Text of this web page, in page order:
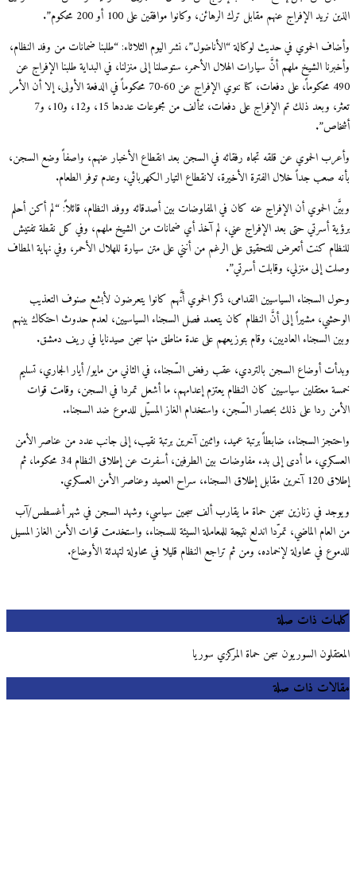
نريد الإفراج عنهم مقابل ترك الرهائن، وكانوا موافقين على 100 أو 200 محكوم”.
الحموي في حديث لوكالة “الأناضول”، نشر اليوم الثلاثاء: “طلبنا ضمانات من وفد النظام،
الشيخ ملهم أنَّ سيارات الهلال الأحمر، ستوصلنا إلى منزلنا، في البداية طلبنا الإفراج عن
490 محكوماً، على دفعات، كنا ننوي الإفراج عن 60-70 محكوماً في الدفعة الأولى، إلا أن الأمر
تعثر، وبعد ذلك تم الإفراج على دفعات، تتألف من مجموعات عددها 15، و12، و10، و7
الحموي عن قلقه تجاه رفقائه في السجن بعد انقطاع الأخبار عنهم، واصفاً وضع السجن،
صعب جداً خلال الفترة الأخيرة، لانقطاع التيار الكهربائي، وعدم توفر الطعام.
الحموي أن الإفراج عنه كان في المفاوضات بين أصدقائه ووفد النظام، قائلاً: “لم أكن أحلم
أسرتي حتى بعد الإفراج عني، لم آخذ أي ضمانات من الشيخ ملهم، وفي كل نقطة تفتيش
كنت أتعرض للتحقيق على الرغم من أنني على متن سيارة للهلال الأحمر، وفي نهاية المطاف
إلى منزلي، وقابلت أسرتي”.
السجناء السياسيين القدامى، ذكر الحموي أنَّهم كانوا يتعرضون لأبشع صنوف التعذيب
مشيراً إلى أنَّ النظام كان يتعمد فصل السجناء السياسيين، لعدم حدوث احتكاك بينهم
السجناء العاديين، وقام بتوزيعهم على عدة مناطق منها سجن صيدنايا في ريف دمشق.
أوضاع السجن بالتردي، عقب رفض السّجناء، في الثاني من مايو/ أيار الجاري، تسليم
معتقلين سياسيين كان النظام يعتزم إعدامهم، ما أشعل تمردا في السجن، وقامت قوات
ردا على ذلك بحصار السّجن، واستخدام الغاز المسيّل للدموع ضد السجناء.
السجناء، ضابطاً برتبة عميد، واثنين آخرين برتبة نقيب، إلى جانب عدد من عناصر الأمن
العسكري، ما أدى إلى بدء مفاوضات بين الطرفين، أسفرت عن إطلاق النظام 34 محكوما، ثم
العميد وعناصر الأمن العسكري.
في زنازين سجن حماة ما يقارب ألف سجين سياسي، وشهد السجن في شهر أغسطس/آب
الماضي، تمرّدا اندلع نتيجة للمعاملة السيئة للسجناء، واستخدمت قوات الأمن الغاز المسيل
في محاولة لإخماده، ومن ثم تراجع النظام قليلا في محاولة لتهدئة الأوضاع.
ذات صلة
السوريون سجن حماة المركزي سوريا
ذات صلة